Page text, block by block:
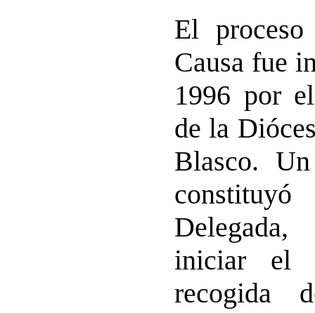
El
Causa fue
1996 por
de la
Blasco.
iniciar el
recogida